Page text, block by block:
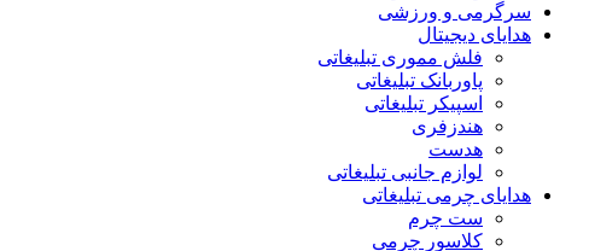
سرگرمی و ورزشی
هدایای دیجیتال
فلش مموری تبلیغاتی
پاوربانک تبلیغاتی
اسپیکر تبلیغاتی
هندزفری
هدست
لوازم جانبی تبلیغاتی
هدایای چرمی تبلیغاتی
ست چرم
کلاسور چرمی